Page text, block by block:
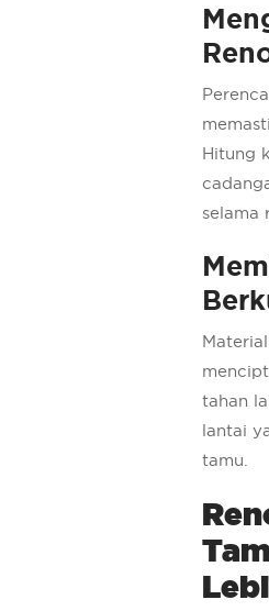
Hitung
selama
tahan
lantai
tamu.